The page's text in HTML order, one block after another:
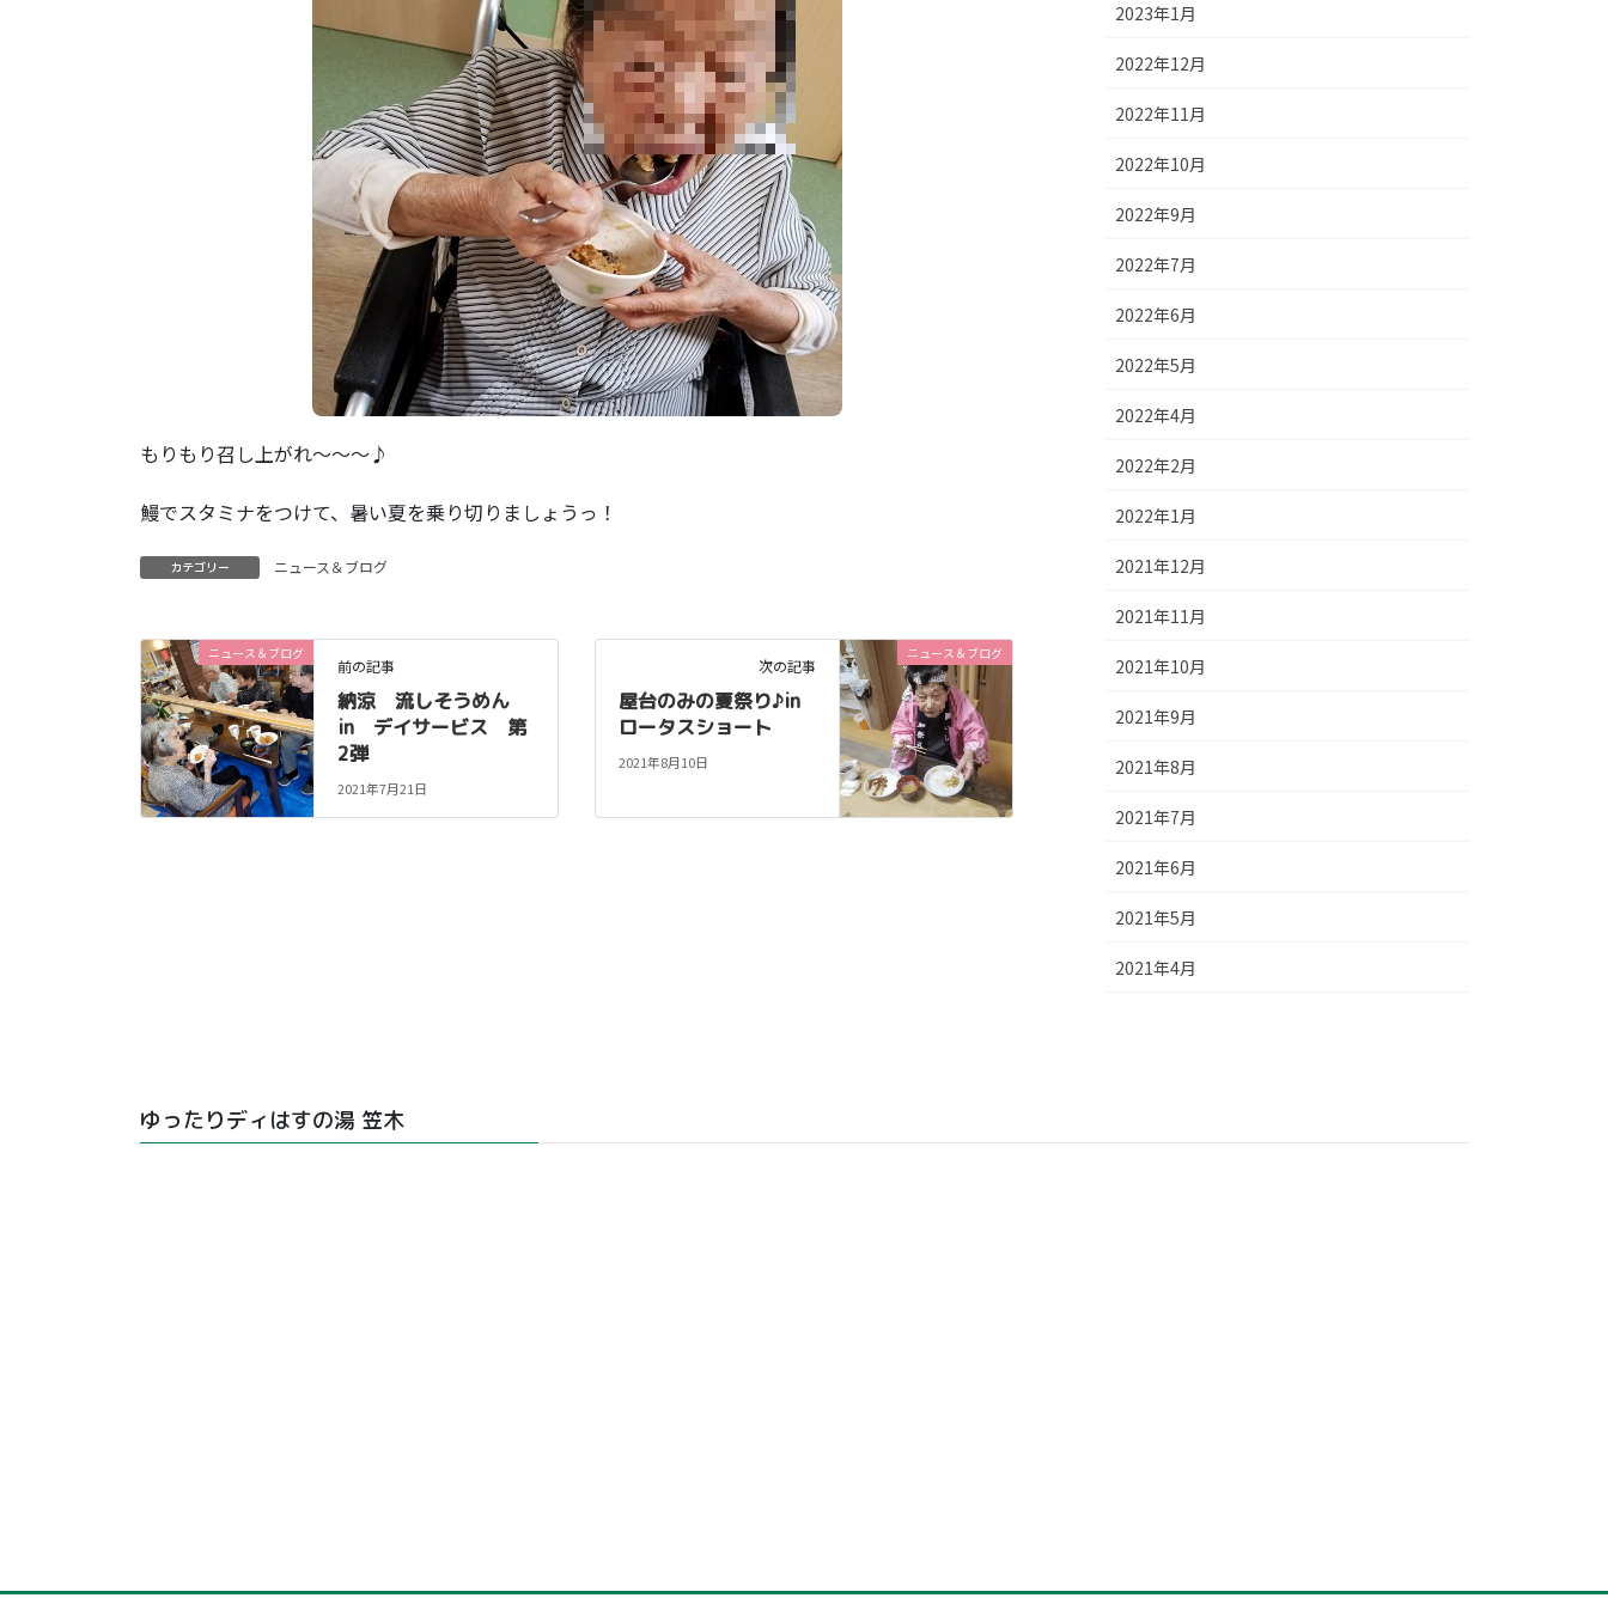
もりもり召し上がれ～～～♪
鰻でスタミナをつけて、暑い夏を乗り切りましょうっ！
カテゴリー ニュース＆ブログ
ニュース＆ブログ
前の記事
納涼 流しそうめん
in デイサービス 第
2弾
2021年7月21日
ニュース＆ブログ
次の記事
屋台のみの夏祭り♪in
ロータスショート
2021年8月10日
2023年1月
2022年12月
2022年11月
2022年10月
2022年9月
2022年7月
2022年6月
2022年5月
2022年4月
2022年2月
2022年1月
2021年12月
2021年11月
2021年10月
2021年9月
2021年8月
2021年7月
2021年6月
2021年5月
2021年4月
ゆったりディはすの湯 笠木